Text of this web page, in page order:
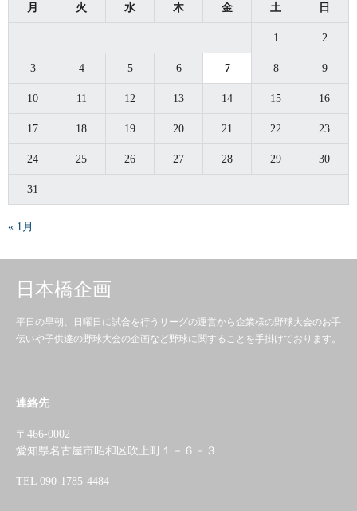
月 火 水 木 金 土 日
1 2
3 4 5 6 7 8 9
10 11 12 13 14 15 16
17 18 19 20 21 22 23
24 25 26 27 28 29 30
31
« 1月
日本橋企画
平日の早朝、日曜日に試合を行うリーグの運営から企業様の野球大会のお手
伝いや子供達の野球大会の企画など野球に関することを手掛けております。
連絡先
〒466-0002
愛知県名古屋市昭和区吹上町１－６－３
TEL 090-1785-4484